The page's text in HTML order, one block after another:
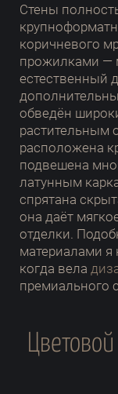
Стены
коричневого
прожилками —
естественный
обведён
растительным
расположена
подвешена
латунным
спрятана
она даёт
отделки.
материалами я
когда вела
премиального